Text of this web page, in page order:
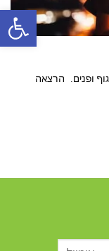
פתח
ופנים. הרצאה